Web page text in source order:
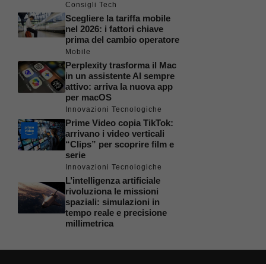
Consigli Tech
Scegliere la tariffa mobile
nel 2026: i fattori chiave
prima del cambio operatore
Mobile
Perplexity trasforma il Mac
in un assistente AI sempre
attivo: arriva la nuova app
per macOS
Innovazioni Tecnologiche
Prime Video copia TikTok:
arrivano i video verticali
“Clips” per scoprire film e
serie
Innovazioni Tecnologiche
L’intelligenza artificiale
rivoluziona le missioni
spaziali: simulazioni in
tempo reale e precisione
millimetrica